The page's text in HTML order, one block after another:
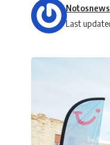
Last